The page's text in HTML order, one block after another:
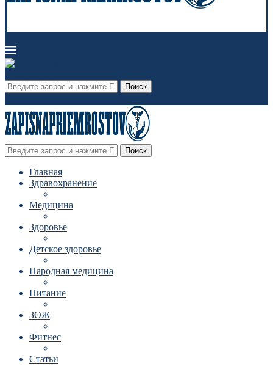
Поиск
Поиск
Главная
Здравохранение
Медицина
Здоровье
Детское здоровье
Народная медицина
Питание
ЗОЖ
Фитнес
Статьи